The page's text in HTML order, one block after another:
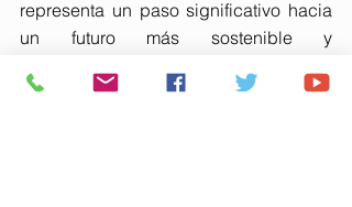
representa un paso significativo hacia
un futuro más sostenible y
Andalucía y España, sino también para